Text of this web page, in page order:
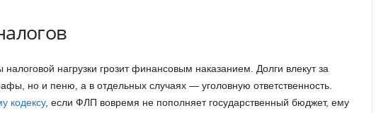
налоговой нагрузки грозит финансовым наказанием. Долги влекут за
но и пеню, а в отдельных случаях — уголовную ответственность.
кодексу, если ФЛП вовремя не пополняет государственный бюджет, ему